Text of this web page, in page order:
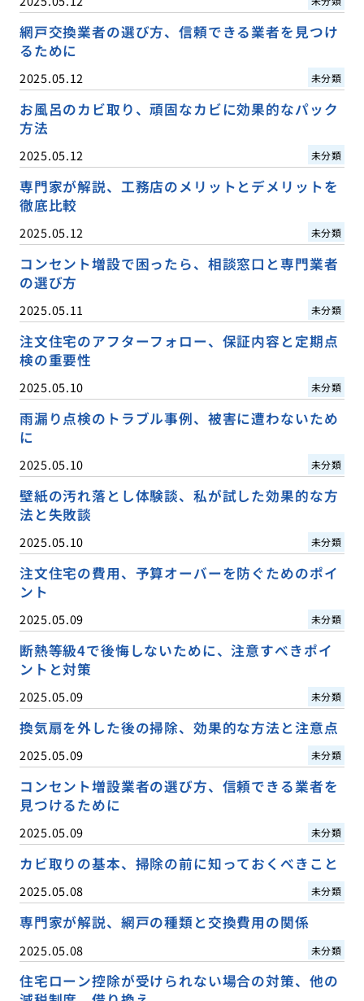
網戸交換業者の選び方、信頼できる業者を見つけ
るために
2025.05.12 未分類
お風呂のカビ取り、頑固なカビに効果的なパック
方法
2025.05.12 未分類
専門家が解説、工務店のメリットとデメリットを
徹底比較
2025.05.12 未分類
コンセント増設で困ったら、相談窓口と専門業者
の選び方
2025.05.11 未分類
注文住宅のアフターフォロー、保証内容と定期点
検の重要性
2025.05.10 未分類
雨漏り点検のトラブル事例、被害に遭わないため
に
2025.05.10 未分類
壁紙の汚れ落とし体験談、私が試した効果的な方
法と失敗談
2025.05.10 未分類
注文住宅の費用、予算オーバーを防ぐためのポイ
ント
2025.05.09 未分類
断熱等級4で後悔しないために、注意すべきポイ
ントと対策
2025.05.09 未分類
換気扇を外した後の掃除、効果的な方法と注意点
2025.05.09 未分類
コンセント増設業者の選び方、信頼できる業者を
見つけるために
2025.05.09 未分類
カビ取りの基本、掃除の前に知っておくべきこと
2025.05.08 未分類
専門家が解説、網戸の種類と交換費用の関係
2025.05.08 未分類
住宅ローン控除が受けられない場合の対策、他の